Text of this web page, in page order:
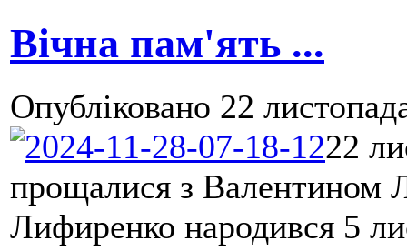
Вічна пам'ять ...
Опубліковано 22
22
прощалися з Валентином
Лифиренко народився 5